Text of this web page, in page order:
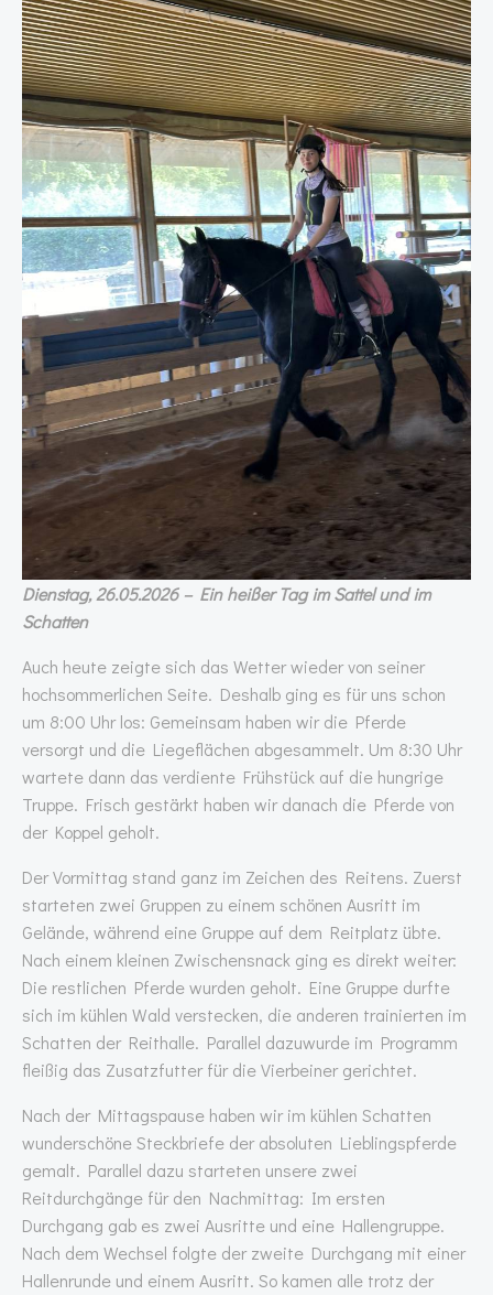
Dienstag, 26.05.2026 – Ein heißer Tag im Sattel und im
Schatten
Auch heute zeigte sich das Wetter wieder von seiner
hochsommerlichen Seite. Deshalb ging es für uns schon
um 8:00 Uhr los: Gemeinsam haben wir die Pferde
versorgt und die Liegeflächen abgesammelt. Um 8:30 Uhr
wartete dann das verdiente Frühstück auf die hungrige
Truppe. Frisch gestärkt haben wir danach die Pferde von
der Koppel geholt.
Der Vormittag stand ganz im Zeichen des Reitens. Zuerst
starteten zwei Gruppen zu einem schönen Ausritt im
Gelände, während eine Gruppe auf dem Reitplatz übte.
Nach einem kleinen Zwischensnack ging es direkt weiter:
Die restlichen Pferde wurden geholt. Eine Gruppe durfte
sich im kühlen Wald verstecken, die anderen trainierten im
Schatten der Reithalle. Parallel dazuwurde im Programm
fleißig das Zusatzfutter für die Vierbeiner gerichtet.
Nach der Mittagspause haben wir im kühlen Schatten
wunderschöne Steckbriefe der absoluten Lieblingspferde
gemalt. Parallel dazu starteten unsere zwei
Reitdurchgänge für den Nachmittag: Im ersten
Durchgang gab es zwei Ausritte und eine Hallengruppe.
Nach dem Wechsel folgte der zweite Durchgang mit einer
Hallenrunde und einem Ausritt. So kamen alle trotz der